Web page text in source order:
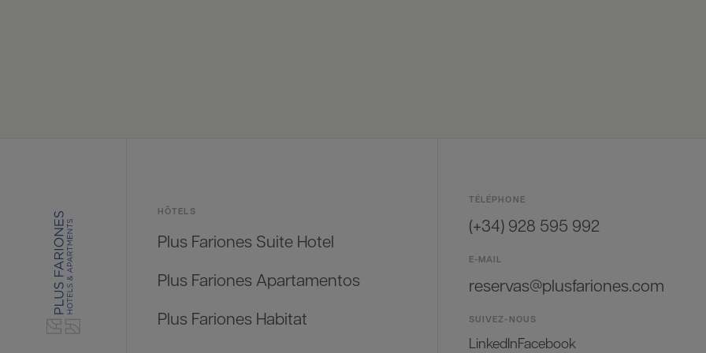
HÔTELS
Plus Fariones Suite Hotel
Plus Fariones Apartamentos
Plus Fariones Habitat
TÉLÉPHONE
(+34) 928 595 992
E-MAIL
reservas@plusfariones.com
SUIVEZ-NOUS
LinkedInFacebook